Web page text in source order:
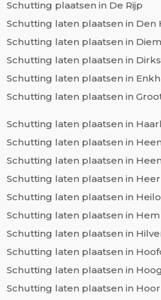
Schutting plaatsen in De Rijp
Schutting laten plaatsen in Den
Schutting laten plaatsen in
Schutting laten plaatsen in
Schutting laten plaatsen in
Schutting laten plaatsen in
Schutting laten plaatsen in
Schutting laten plaatsen in
Schutting laten plaatsen in
Schutting laten plaatsen in
Schutting laten plaatsen in
Schutting laten plaatsen in Hem
Schutting laten plaatsen in
Schutting laten plaatsen in
Schutting laten plaatsen in
Schutting laten plaatsen in